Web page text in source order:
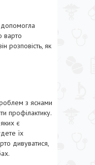
варто
розповість, як
з яснами
профілактику.
є
їх
дивуватися,